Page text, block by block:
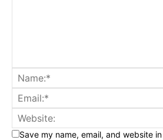
Save my name, email, and website